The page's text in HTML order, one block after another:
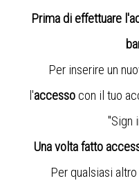
Prima di effettuare
Per inserire un
l'accesso con il tuo
"Sign
Una volta fatto
Per qualsiasi